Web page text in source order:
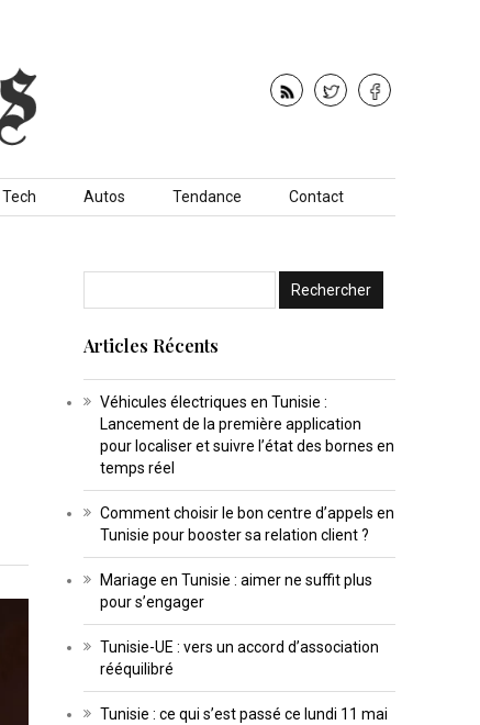
Tech Autos Tendance Contact
Articles Récents
Véhicules électriques en Tunisie :
Lancement de la première application
pour localiser et suivre l’état des bornes en
temps réel
Comment choisir le bon centre d’appels en
Tunisie pour booster sa relation client ?
Mariage en Tunisie : aimer ne suffit plus
pour s’engager
Tunisie-UE : vers un accord d’association
rééquilibré
Tunisie : ce qui s’est passé ce lundi 11 mai